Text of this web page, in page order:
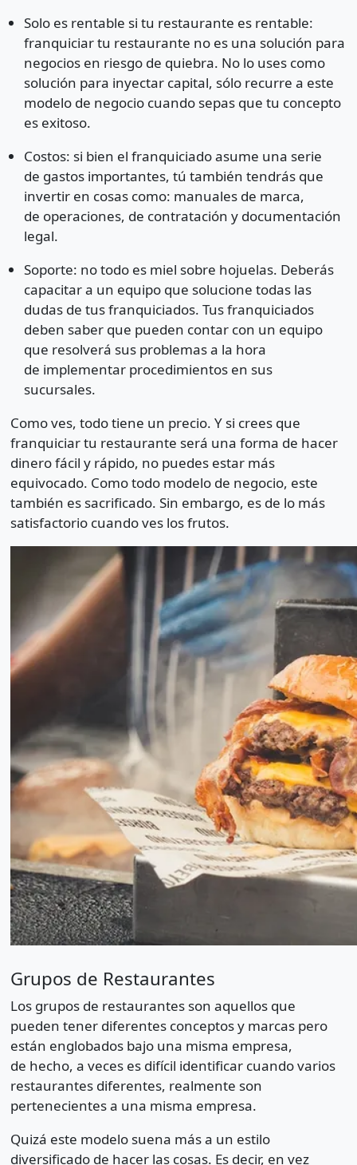
Solo es rentable si tu restaurante es rentable:
franquiciar tu restaurante no es una solución para
negocios en riesgo de quiebra. No lo uses como
solución para inyectar capital, sólo recurre a este
modelo de negocio cuando sepas que tu concepto
es exitoso.
Costos: si bien el franquiciado asume una serie
de gastos importantes, tú también tendrás que
invertir en cosas como: manuales de marca,
de operaciones, de contratación y documentación
legal.
Soporte: no todo es miel sobre hojuelas. Deberás
capacitar a un equipo que solucione todas las
dudas de tus franquiciados. Tus franquiciados
deben saber que pueden contar con un equipo
que resolverá sus problemas a la hora
de implementar procedimientos en sus
sucursales.
Como ves, todo tiene un precio. Y si crees que
franquiciar tu restaurante será una forma de hacer
dinero fácil y rápido, no puedes estar más
equivocado. Como todo modelo de negocio, este
también es sacrificado. Sin embargo, es de lo más
satisfactorio cuando ves los frutos.
Grupos de Restaurantes
Los grupos de restaurantes son aquellos que
pueden tener diferentes conceptos y marcas pero
están englobados bajo una misma empresa,
de hecho, a veces es difícil identificar cuando varios
restaurantes diferentes, realmente son
pertenecientes a una misma empresa.
Quizá este modelo suena más a un estilo
diversificado de hacer las cosas. Es decir, en vez